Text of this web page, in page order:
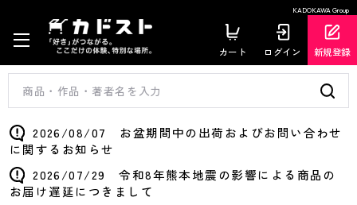
KADOKAWA Group
カート ログイン 新規登録
2026/08/07 お盆期間中の出荷およびお問い合わせ
に関するお知らせ
2026/07/29 令和8年熊本地震の影響による商品の
お届け遅延につきまして